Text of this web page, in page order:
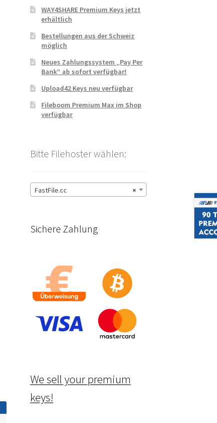
WAY4SHARE Premium Keys jetzt
erhältlich
Bestellungen aus der Schweiz
möglich
Neues Zahlungssystem „Pay Per
Bank“ ab sofort verfügbar!
Upload42 Keys neu verfügbar
Fileboom Premium Max im Shop
verfügbar
Bitte Filehoster wählen:
×
FastFile.cc
Sichere Zahlung
We sell your premium
keys!